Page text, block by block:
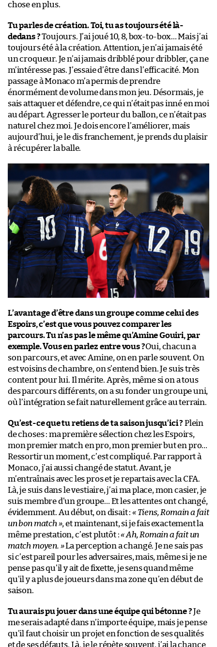
chose en plus.
Tu parles de création. Toi, tu as toujours été là-
dedans ?Toujours. J’ai joué 10, 8, box-to-box… Mais j’ai
toujours été à la création. Attention, je n’ai jamais été
un croqueur. Je n’ai jamais dribblé pour dribbler, ça ne
m’intéresse pas. J’essaie d’être dans l’efficacité. Mon
passage à Monaco m’a permis de prendre
énormément de volume dans mon jeu. Désormais, je
sais attaquer et défendre, ce qui n’était pas inné en moi
au départ. Agresser le porteur du ballon, ce n’était pas
naturel chez moi. Je dois encore l’améliorer, mais
aujourd’hui, je le dis franchement, je prends du plaisir
à récupérer la balle.
L’avantage d’être dans un groupe comme celui des
Espoirs, c’est que vous pouvez comparer les
parcours. Tu n’as pas le même qu’Amine Gouiri, par
exemple. Vous en parlez entre vous ?Oui, chacun a
son parcours, et avec Amine, on en parle souvent. On
est voisins de chambre, on s’entend bien. Je suis très
content pour lui. Il mérite. Après, même si on a tous
des parcours différents, on a su fonder un groupe uni,
où l’intégration se fait naturellement grâce au terrain.
Qu’est-ce que tu retiens de ta saison jusqu’ici ? Plein
de choses : ma première sélection chez les Espoirs,
mon premier match en pro, mon premier but en pro…
Ressortir un moment, c’est compliqué. Par rapport à
Monaco, j’ai aussi changé de statut. Avant, je
m’entraînais avec les pros et je repartais avec la CFA.
Là, je suis dans le vestiaire, j’ai ma place, mon casier, je
suis membre d’un groupe… Et les attentes ont changé,
évidemment. Au début, on disait : « Tiens, Romain a fait
un bon match », et maintenant, si je fais exactement la
même prestation, c’est plutôt :« Ah, Romain a fait un
match moyen. »La perception a changé. Je ne sais pas
si c’est pareil pour les adversaires, mais, même si je ne
pense pas qu’il y ait de fixette, je sens quand même
qu’il y a plus de joueurs dans ma zone qu’en début de
saison.
Tu aurais pu jouer dans une équipe qui bétonne ?Je
me serais adapté dans n’importe équipe, mais je pense
qu’il faut choisir un projet en fonction de ses qualités
et de ses défauts. Là, je le répète souvent, j’ai la chance